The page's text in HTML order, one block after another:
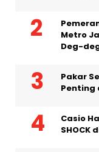
Metro
Deg-
Pakar
Penting
Casio
SHOCK